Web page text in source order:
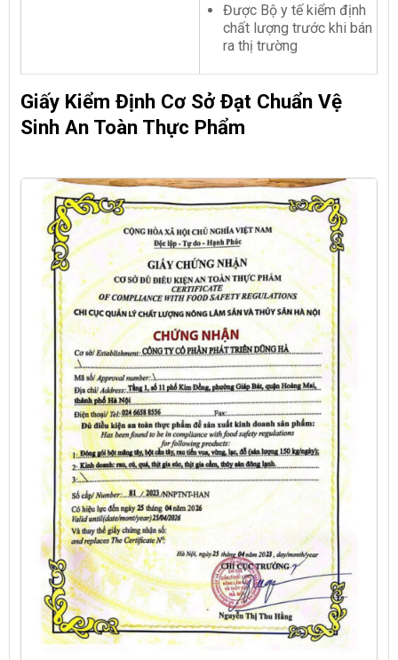
Được Bộ y tế kiểm định
chất lượng trước khi bán
ra thị trường
Giấy Kiểm Định Cơ Sở Đạt Chuẩn Vệ
Sinh An Toàn Thực Phẩm